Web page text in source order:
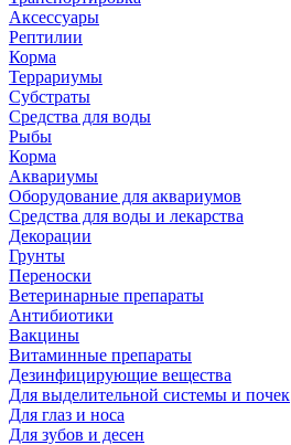
Аксессуары
Рептилии
Корма
Террариумы
Субстраты
Средства для воды
Рыбы
Корма
Аквариумы
Оборудование для аквариумов
Средства для воды и лекарства
Декорации
Грунты
Переноски
Ветеринарные препараты
Антибиотики
Вакцины
Витаминные препараты
Дезинфицирующие вещества
Для выделительной системы и почек
Для глаз и носа
Для зубов и десен